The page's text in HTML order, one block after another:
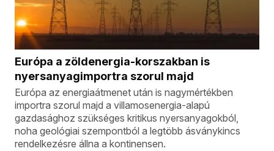
Európa a zöldenergia-korszakban is
nyersanyagimportra szorul majd
Európa az energiaátmenet után is nagymértékben
importra szorul majd a villamosenergia-alapú
gazdasághoz szükséges kritikus nyersanyagokból,
noha geológiai szempontból a legtöbb ásványkincs
rendelkezésre állna a kontinensen.